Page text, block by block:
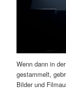
Wenn dann in
gestammelt,
Bilder und